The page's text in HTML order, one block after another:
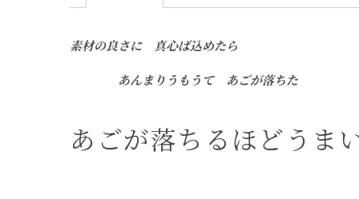
素材の良さに 真心ば込めたら
あんまりうもうて あごが落ちた
あ​ごが​落ちる​ほど​うま